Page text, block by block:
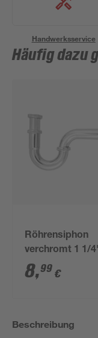
Handwerksservice
Häufig dazu
Röhrensiphon
verchromt 1 1/
mm
8,99 €
Beschreibung